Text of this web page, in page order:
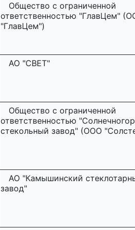
Общество с ограниченной
ответственностью "ГлавЦем"
"ГлавЦем")
АО "СВЕТ"
Общество с ограниченной
ответственностью
стекольный завод" (ООО
АО "Камышинский
завод"